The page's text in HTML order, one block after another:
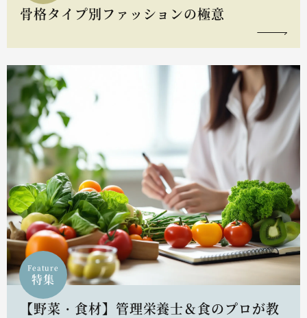
骨格タイプ別ファッションの極意
Feature
特集
【野菜・食材】管理栄養士＆食のプロが教